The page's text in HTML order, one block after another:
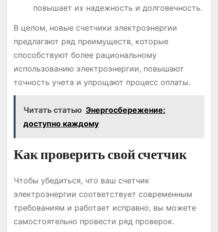
повышает их надежность и долговечность․
В целом, новые счетчики электроэнергии
предлагают ряд преимуществ, которые
способствуют более рациональному
использованию электроэнергии, повышают
точность учета и упрощают процесс оплаты․
Читать статью Энергосбережение:
доступно каждому
Как проверить свой счетчик
Чтобы убедиться, что ваш счетчик
электроэнергии соответствует современным
требованиям и работает исправно, вы можете
самостоятельно провести ряд проверок․